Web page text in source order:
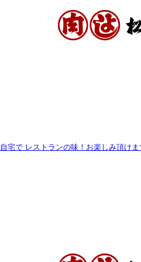
自宅で レストランの味！お楽しみ頂けま